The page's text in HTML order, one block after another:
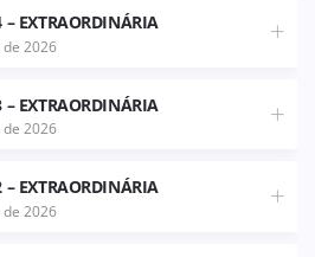
– EXTRAORDINÁRIA
2026
– EXTRAORDINÁRIA
2026
– EXTRAORDINÁRIA
2026